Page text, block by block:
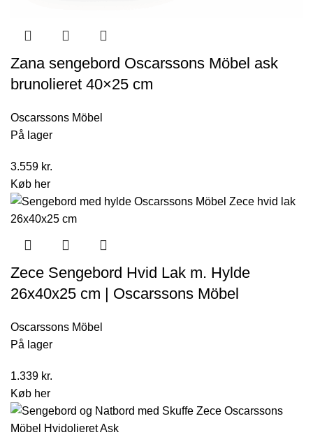
Zana sengebord Oscarssons Möbel ask
brunolieret 40×25 cm
Oscarssons Möbel
På lager
3.559 kr.
Køb her
Zece Sengebord Hvid Lak m. Hylde
26x40x25 cm | Oscarssons Möbel
Oscarssons Möbel
På lager
1.339 kr.
Køb her